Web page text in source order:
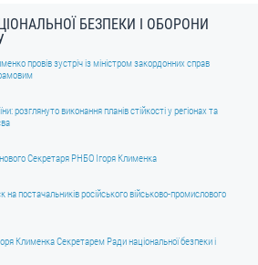
БЕЗПЕКИ І ОБОРОНИ
провів зустріч із міністром закордонних справ
розглянуто виконання планів стійкості у регіонах та
Секретаря РНБО Ігоря Клименка
на постачальників російського військово-промислового
Клименка Секретарем Ради національної безпеки і